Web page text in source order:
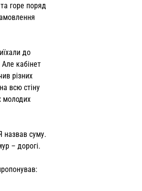
горе поряд
до
кабінет
різних
всю стіну
молодих
назвав суму.
– дорогі.